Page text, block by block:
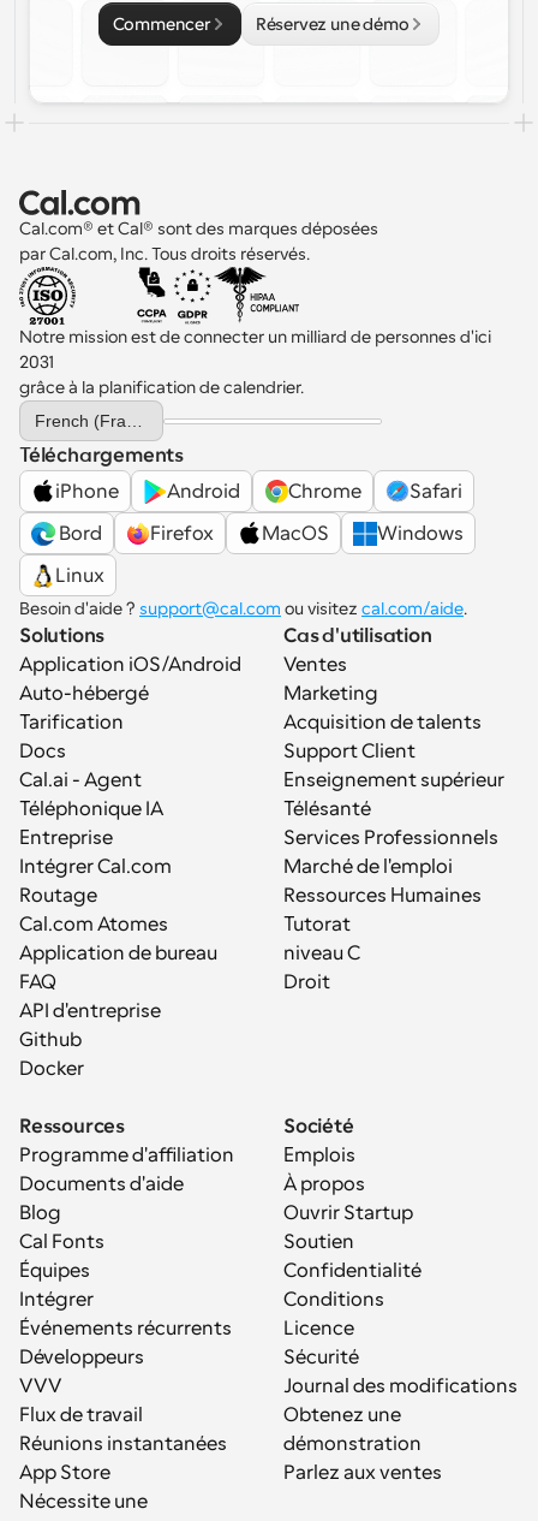
Commencer Réservez une démo
Cal.com® et Cal® sont des marques déposées
par Cal.com, Inc. Tous droits réservés.
Notre mission est de connecter un milliard de personnes d'ici
2031
grâce à la planification de calendrier.
Select Language
Téléchargements
iPhone
Android Chrome
Safari
Bord
Firefox MacOS
Windows
Linux
Besoin d'aide ? support@cal.com ou visitez cal.com/aide.
Solutions
Application iOS/Android
Auto-hébergé
Tarification
Docs
Cal.ai - Agent
Téléphonique IA
Entreprise
Intégrer Cal.com
Routage
Cal.com Atomes
Application de bureau
FAQ
API d'entreprise
Github
Docker
Cas d'utilisation
Ventes
Marketing
Acquisition de talents
Support Client
Enseignement supérieur
Télésanté
Services Professionnels
Marché de l'emploi
Ressources Humaines
Tutorat
niveau C
Droit
Ressources
Programme d'affiliation
Documents d'aide
Blog
Cal Fonts
Équipes
Intégrer
Événements récurrents
Développeurs
VVV
Flux de travail
Réunions instantanées
App Store
Nécessite une
Société
Emplois
À propos
Ouvrir Startup
Soutien
Confidentialité
Conditions
Licence
Sécurité
Journal des modifications
Obtenez une
démonstration
Parlez aux ventes